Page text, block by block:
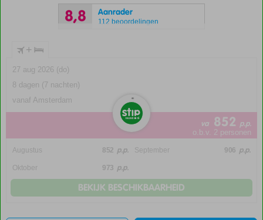
8,8 Aanrader
112 beoordelingen
+
27 aug 2026 (do)
8 dagen (7 nachten)
vanaf Amsterdam
va 852 p.p.
o.b.v. 2 personen
Augustus 852 p.p. September 906 p.p.
Oktober 973 p.p.
BEKIJK BESCHIKBAARHEID